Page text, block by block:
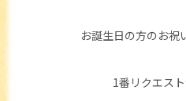
お誕生日の方のお
1番リクエス